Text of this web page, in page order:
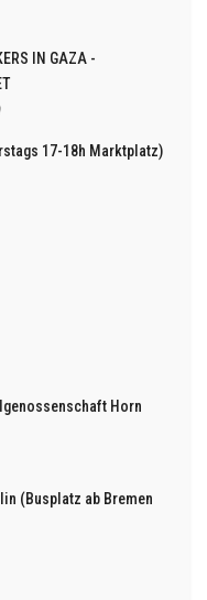
IN GAZA -
17-18h Marktplatz)
Horn
(Busplatz ab Bremen